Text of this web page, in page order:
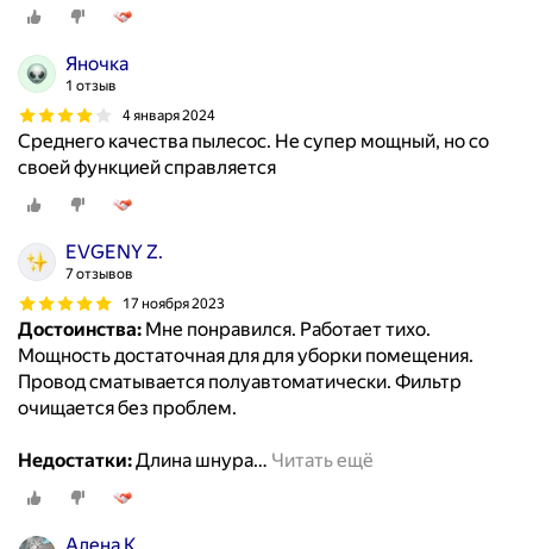
Яночка
1 отзыв
4 января 2024
Среднего качества пылесос. Не супер мощный, но со
своей функцией справляется
EVGENY Z.
7 отзывов
17 ноября 2023
Достоинства: Мне понравился. Работает тихо.
Мощность достаточная для для уборки помещения.
Провод сматывается полуавтоматически. Фильтр
очищается без проблем.
Недостатки:Длина шнура… Читать ещё